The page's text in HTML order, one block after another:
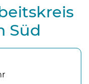
Süd